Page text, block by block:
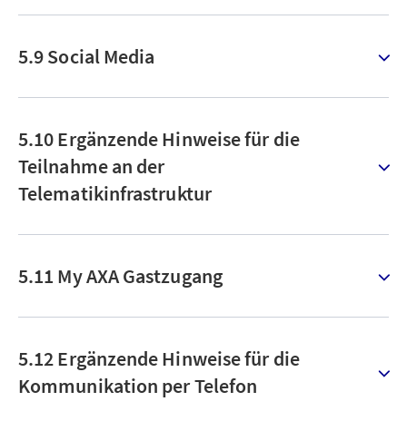
5.9 Social Media
5.10 Ergänzende Hinweise für die
Teilnahme an der
Telematikinfrastruktur
5.11 My AXA Gastzugang
5.12 Ergänzende Hinweise für die
Kommunikation per Telefon